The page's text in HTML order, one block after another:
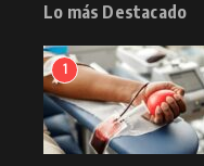
Lo más Destacado
1